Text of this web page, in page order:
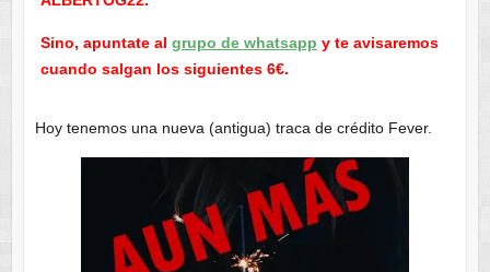
Sino, apuntate al grupo de whatsapp y te avisaremos
cuando salgan los siguientes 6€.
Hoy tenemos una nueva (antigua) traca de crédito Fever.